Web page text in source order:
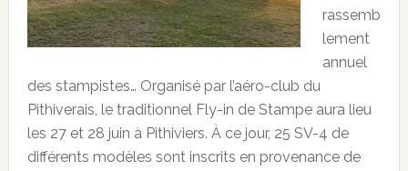
rassemb
lement
annuel
des stampistes… Organisé par l’aéro-club du
Pithiverais, le traditionnel Fly-in de Stampe aura lieu
les 27 et 28 juin à Pithiviers. À ce jour, 25 SV-4 de
différents modèles sont inscrits en provenance de